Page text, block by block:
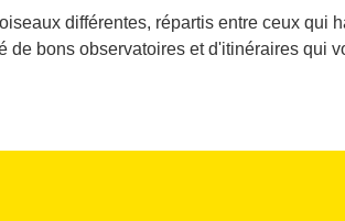
différentes, répartis entre ceux qui
de bons observatoires et d'itinéraires qui